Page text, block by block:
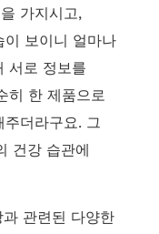
가지시고,
이 보이니 얼마나
서로 정보를
히 한 제품으로
더라구요. 그
건강 습관에
관련된 다양한